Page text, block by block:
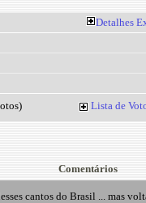
Detalhes
Lista de
Comentários
cantos do Brasil ... mas